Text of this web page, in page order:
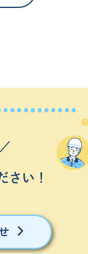
さい！